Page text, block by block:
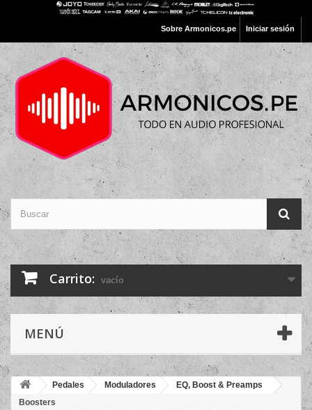
Iniciar sesión
Sobre Armonicos.pe
Carrito: vacío
MENÚ
Pedales Moduladores
EQ, Boost & Preamps
Boosters